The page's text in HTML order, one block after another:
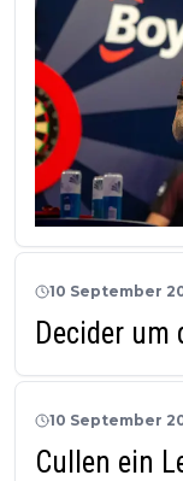
10 September
Decider um
10 September
Cullen ein